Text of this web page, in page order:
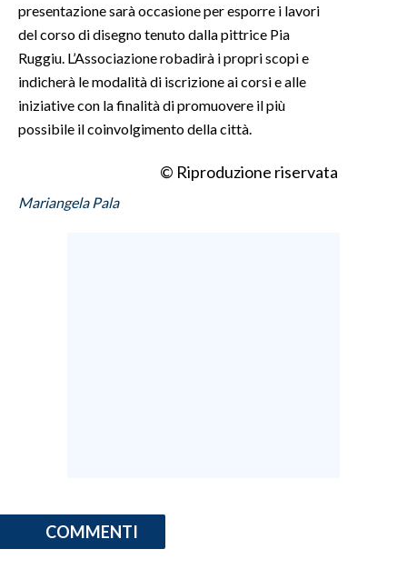
INFO AZIENDE
ABBONATI
ANNUNCI
SPIAGGE
presentazione sarà occasione per esporre i lavori
del corso di disegno tenuto dalla pittrice Pia
Ruggiu. L’Associazione robadirà i propri scopi e
indicherà le modalità di iscrizione ai corsi e alle
iniziative con la finalità di promuovere il più
possibile il coinvolgimento della città.
© Riproduzione riservata
Mariangela Pala
COMMENTI